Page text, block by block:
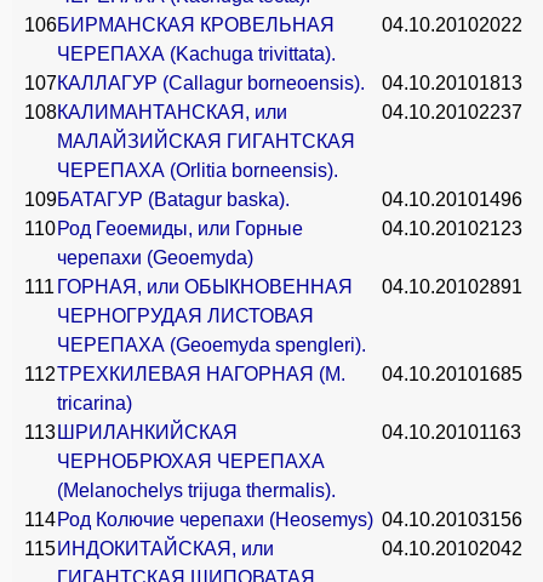
106БИРМАНСКАЯ КРОВЕЛЬНАЯ
ЧЕРЕПАХА (Kachuga trivittata).
04.10.20102022
107КАЛЛАГУР (Callagur borneoensis). 04.10.20101813
108КАЛИМАНТАНСКАЯ, или
МАЛАЙЗИЙСКАЯ ГИГАНТСКАЯ
ЧЕРЕПАХА (Orlitia borneensis).
04.10.20102237
109БАТАГУР (Batagur baska). 04.10.20101496
110Род Геоемиды, или Горные
черепахи (Geoemyda)
04.10.20102123
111 ГОРНАЯ, или ОБЫКНОВЕННАЯ
ЧЕРНОГРУДАЯ ЛИСТОВАЯ
ЧЕРЕПАХА (Geoemyda spengleri).
04.10.20102891
112ТРЕХКИЛЕВАЯ НАГОРНАЯ (М.
tricarina)
04.10.20101685
113 ШРИЛАНКИЙСКАЯ
ЧЕРНОБРЮХАЯ ЧЕРЕПАХА
(Melanochelys trijuga thermalis).
04.10.20101163
114Род Колючие черепахи (Heosemys) 04.10.20103156
115ИНДОКИТАЙСКАЯ, или
ГИГАНТСКАЯ ШИПОВАТАЯ
04.10.20102042